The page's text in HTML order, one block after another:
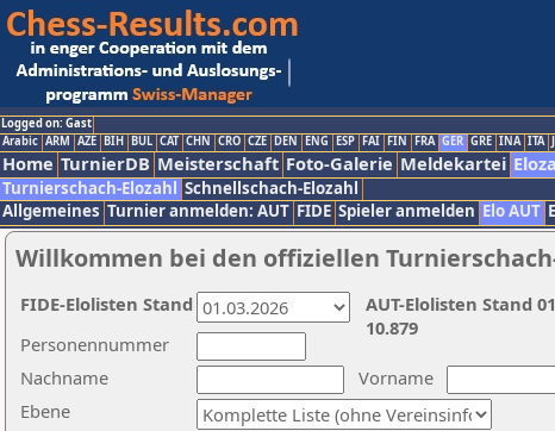
Logged on: Gast
Arabic ARM AZE BIH BUL CAT CHN CRO CZE DEN ENG ESP FAI FIN FRA GER GRE INA ITA
Home TurnierDB Meisterschaft Foto-Galerie Meldekartei
Turnierschach-Elozahl Schnellschach-Elozahl
Allgemeines Turnier anmelden: AUT FIDE Spieler anmelden Elo AUT
Willkommen bei den offiziellen
Nachname
Vorname
Ebene
Personennummer
AUT-Elolisten Stand
10.879
FIDE-Elolisten Stand